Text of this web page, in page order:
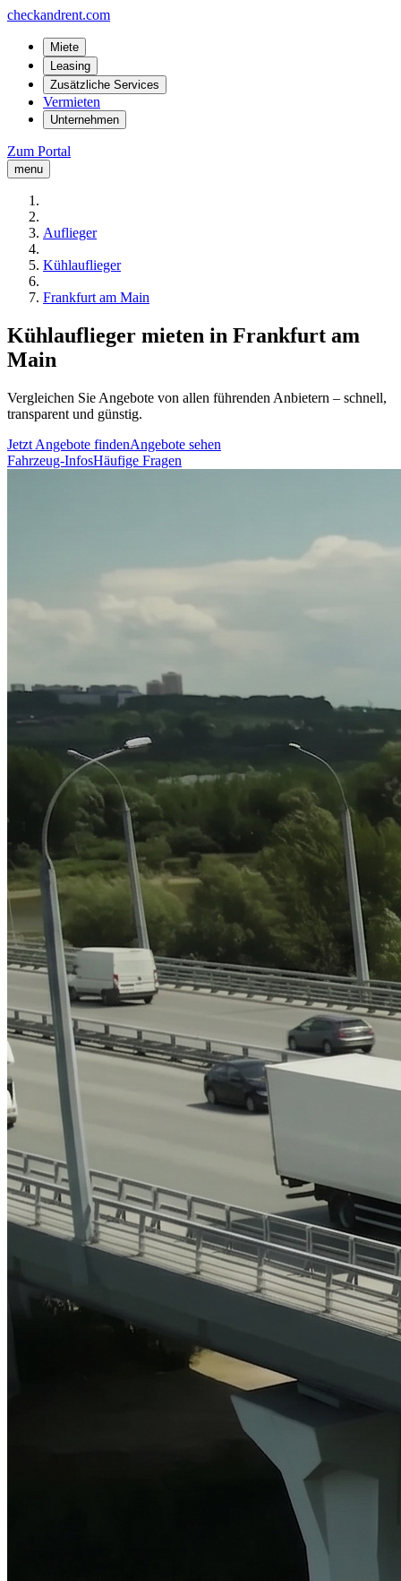
checkandrent.com
Miete
Leasing
Zusätzliche Services
Vermieten
Unternehmen
Zum Portal
menu
Auflieger
Kühlauflieger
Frankfurt am Main
Kühlauflieger mieten in Frankfurt am
Main
Vergleichen Sie Angebote von allen führenden Anbietern – schnell,
transparent und günstig.
Jetzt Angebote findenAngebote sehen
Fahrzeug-InfosHäufige Fragen